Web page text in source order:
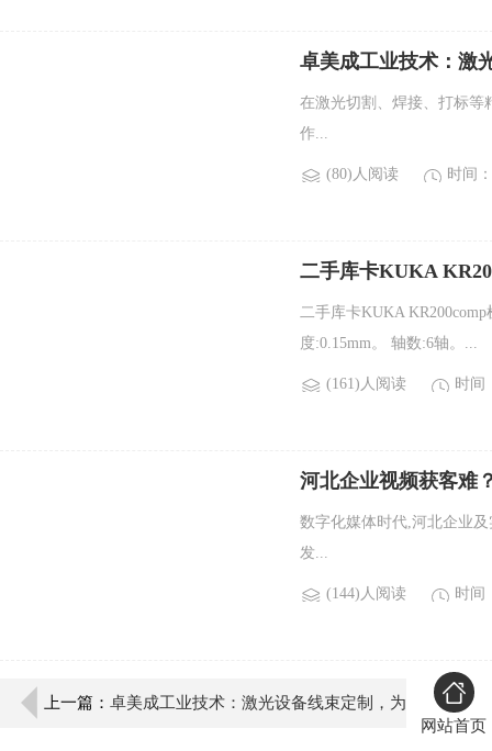
卓美成工业技术：激
在激光切割、焊接、打标等
作...
(80)人阅读 时间
二手库卡KUKA
二手库卡KUKA
度:0.15mm。 轴数:6轴。...
(161)人阅读 时间
河北企业视频获客难
数字化媒体时代,河北企业
发...
(144)人阅读 时间
上一篇： 卓美成工业技术：激光设备线束定制，为
网站首页